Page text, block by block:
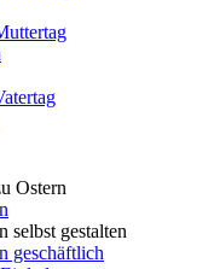
Ostern
selbst gestalten
geschäftlich